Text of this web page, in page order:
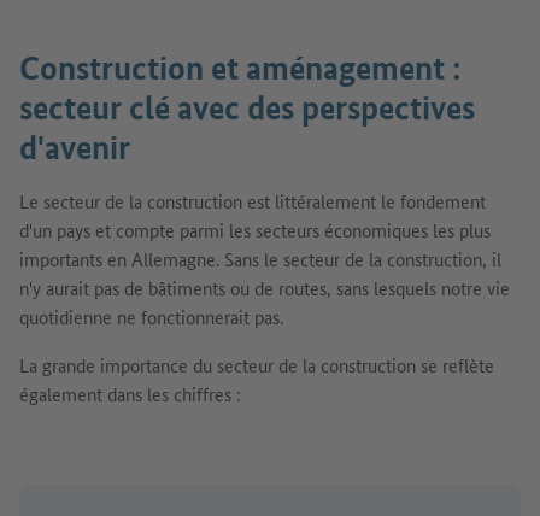
Construction et aménagement :
secteur clé avec des perspectives
d'avenir
Le secteur de la construction est littéralement le fondement
d'un pays et compte parmi les secteurs économiques les plus
importants en Allemagne. Sans le secteur de la construction, il
n'y aurait pas de bâtiments ou de routes, sans lesquels notre vie
quotidienne ne fonctionnerait pas.
La grande importance du secteur de la construction se reflète
également dans les chiffres :